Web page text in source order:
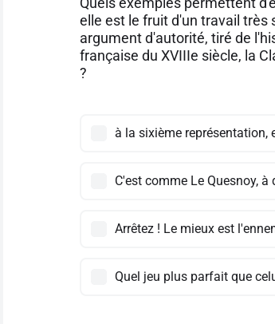
elle est le fruit d'un travail très
argument d'autorité, tiré de
française du XVIIIe siècle, la
?
à la sixième
C'est comme Le Quesnoy,
Arrêtez ! Le mieux est
Quel jeu plus parfait que